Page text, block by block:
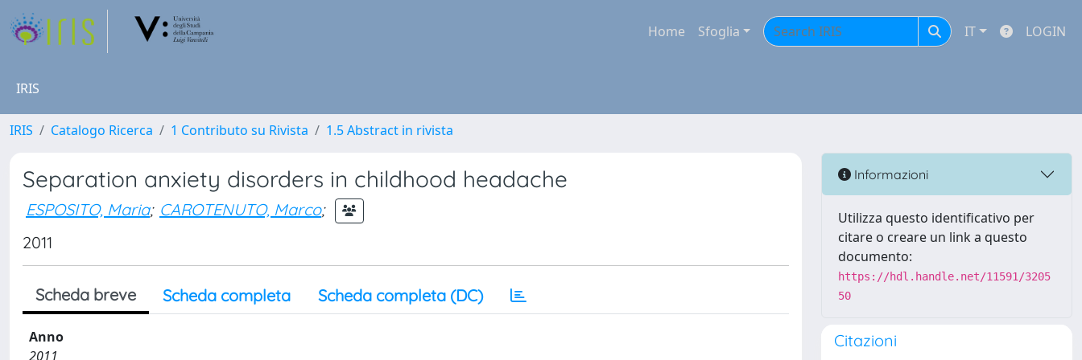
Home Sfoglia IT LOGIN
IRIS
IRIS Catalogo Ricerca 1 Contributo su Rivista 1.5 Abstract in rivista
Separation anxiety disorders in childhood headache
ESPOSITO, Maria; CAROTENUTO, Marco;
2011
Scheda breve Scheda completa Scheda completa (DC)
Anno
2011
Informazioni
Utilizza questo identificativo per
citare o creare un link a questo
documento:
https://hdl.handle.net/11591/3205
50
Citazioni